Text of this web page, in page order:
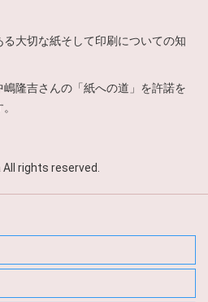
大切な紙そして印刷についての知
隆吉さんの「紙への道」を許諾を
rights reserved.